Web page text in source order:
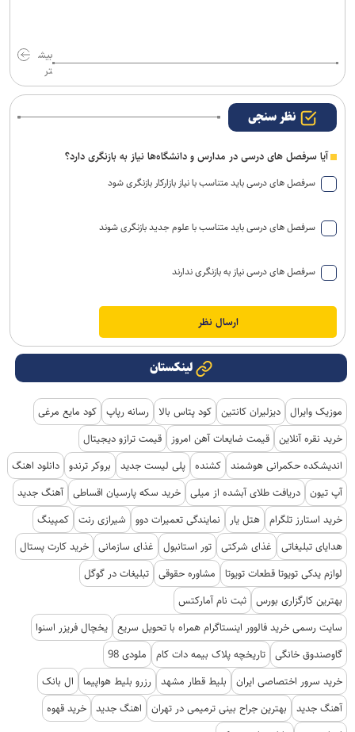
بیش
تر
نظر سنجی
آیا سرفصل های درسی در مدارس و دانشگاه‌ها نیاز به بازنگری دارد؟
سرفصل های درسی باید متناسب با نیاز بازارکار بازنگری شود
سرفصل های درسی باید متناسب با علوم جدید بازنگری شوند
سرفصل های درسی نیاز به بازنگری ندارند
لینکستان
موزیک وایرال دیزلیران کانتین کود پتاس بالا رسانه رپاپ کود مایع مرغی
خرید نقره آنلاین قیمت ضایعات آهن امروز
قیمت ترازو دیجیتال
اندیشکده حکمرانی هوشمند کشنده پلی لیست جدید بروکر ترندو دانلود اهنگ
آپ تیون دریافت طلای آبشده از میلی خرید سکه پارسیان اقساطی آهنگ جدید
خرید استارز تلگرام هتل یار نمایندگی تعمیرات دوو شیرازی رنت کمپینگ
هدایای تبلیغاتی
غذای شرکتی تور استانبول غذای سازمانی خرید کارت پستال
لوازم یدکی تویوتا قطعات تویوتا
مشاوره حقوقی تبلیغات در گوگل
بهترین کارگزاری بورس ثبت نام آمارکتس
سایت رسمی خرید فالوور اینستاگرام همراه با تحویل سریع یخچال فریزر اسنوا
گاوصندوق خانگی تاریخچه پلاک بیمه دات کام
ملودی 98
خرید سرور اختصاصی ایران
بلیط قطار مشهد رزرو بلیط هواپیما
ال بانک
آهنگ جدید
بهترین جراح بینی ترمیمی در تهران اهنگ جدید خرید قهوه